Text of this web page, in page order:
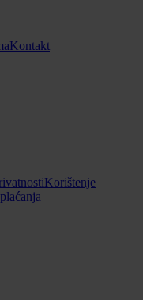
Kontakt
Korištenje